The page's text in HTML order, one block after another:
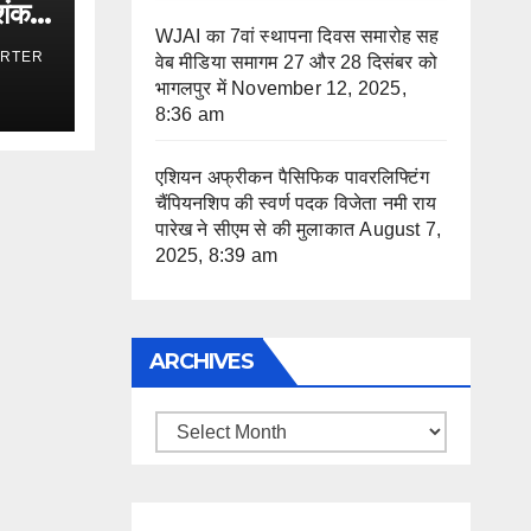
WJAI का 7वां स्थापना दिवस समारोह सह
वेब मीडिया समागम 27 और 28 दिसंबर को
भागलपुर में November 12, 2025,
8:36 am
एशियन अफ्रीकन पैसिफिक पावरलिफ्टिंग
चैंपियनशिप की स्वर्ण पदक विजेता नमी राय
पारेख ने सीएम से की मुलाकात August 7,
2025, 8:39 am
ARCHIVES
Archives